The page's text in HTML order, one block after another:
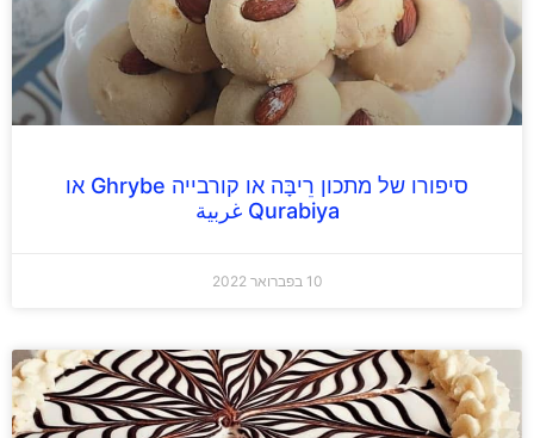
סיפורו של מתכון רֵיבָּה או קורבייה Ghrybe או
Qurabiya غربية